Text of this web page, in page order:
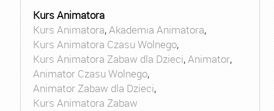
Kurs Animatora
Kurs Animatora,Akademia Animatora,
Kurs Animatora Czasu Wolnego,
Kurs Animatora Zabaw dla Dzieci,Animator,
Animator Czasu Wolnego,
Animator Zabaw dla Dzieci,
Kurs Animatora Zabaw